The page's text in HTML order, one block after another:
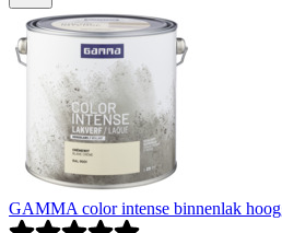
GAMMA color intense binnenlak